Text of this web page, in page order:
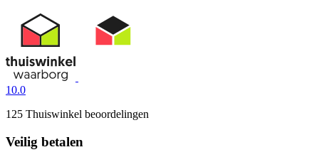
10.0
125 Thuiswinkel beoordelingen
Veilig betalen